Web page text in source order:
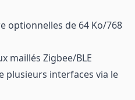
optionnelles de 64 Ko/768
maillés Zigbee/BLE
plusieurs interfaces via le